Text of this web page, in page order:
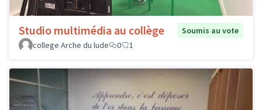
Studio multimédia au collège
Soumis au vote
college Arche du lude
0 1